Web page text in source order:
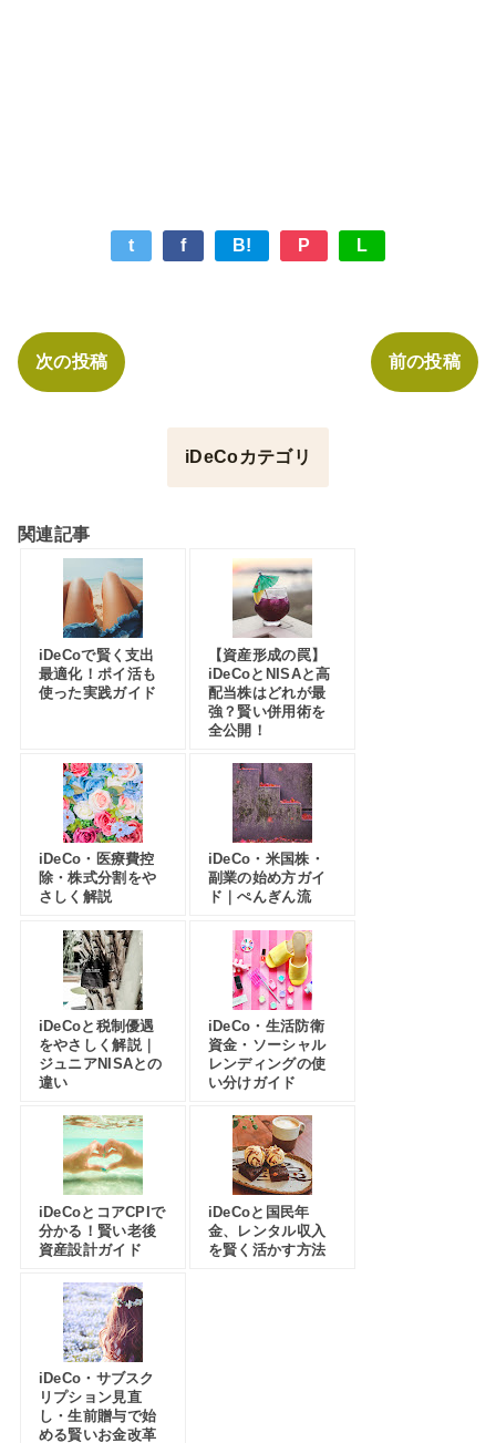
t f B! P L
次の投稿 前の投稿
iDeCoカテゴリ
関連記事
iDeCoで賢く支出
最適化！ポイ活も
使った実践ガイド
【資産形成の罠】
iDeCoとNISAと高
配当株はどれが最
強？賢い併用術を
全公開！
iDeCo・医療費控
除・株式分割をや
さしく解説
iDeCo・米国株・
副業の始め方ガイ
ド｜ぺんぎん流
iDeCoと税制優遇
をやさしく解説｜
ジュニアNISAとの
違い
iDeCo・生活防衛
資金・ソーシャル
レンディングの使
い分けガイド
iDeCoとコアCPIで
分かる！賢い老後
資産設計ガイド
iDeCoと国民年
金、レンタル収入
を賢く活かす方法
iDeCo・サブスク
リプション見直
し・生前贈与で始
める賢いお金改革